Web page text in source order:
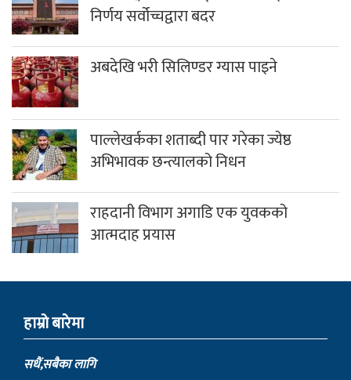
निर्णय सर्वोच्चद्वारा बदर
अबदेखि भरी सिलिण्डर ग्यास पाइने
पाल्लेखर्कका शताब्दी पार गरेका ज्येष्ठ
अभिभावक छन्त्यालको निधन
राहदानी विभाग अगाडि एक युवकको
आत्मदाह प्रयास
हाम्राे बारेमा
सधैं,सबैका लागि